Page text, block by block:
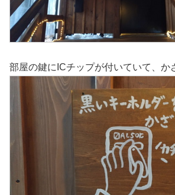
部屋の鍵にICチップが付いていて、か